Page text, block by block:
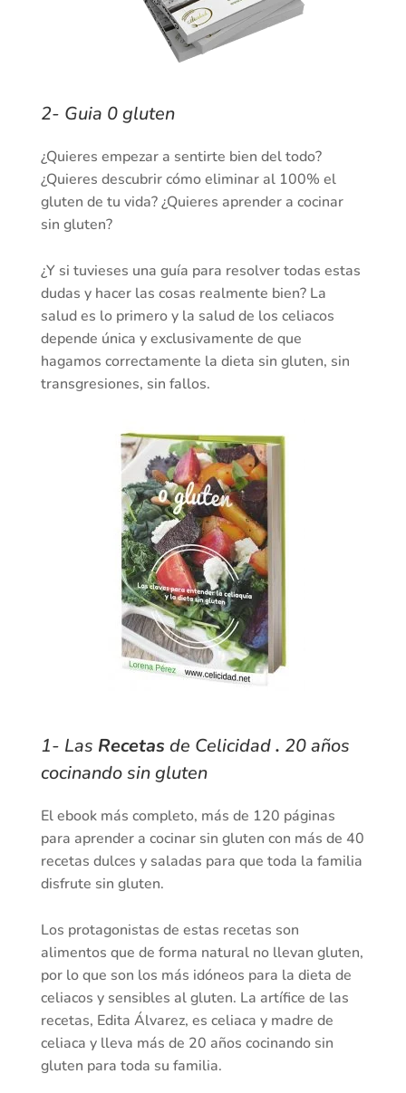
2- Guia 0 gluten
¿Quieres empezar a sentirte bien del todo?
¿Quieres descubrir cómo eliminar al 100% el
gluten de tu vida? ¿Quieres aprender a cocinar
sin gluten?
¿Y si tuvieses una guía para resolver todas estas
dudas y hacer las cosas realmente bien? La
salud es lo primero y la salud de los celiacos
depende única y exclusivamente de que
hagamos correctamente la dieta sin gluten, sin
transgresiones, sin fallos.
1- Las Recetas de Celicidad​. 20 años
cocinando sin gluten
El ebook más completo, más de 120 páginas
para aprender a cocinar sin gluten con más de 40
recetas dulces y saladas para que toda la familia
disfrute sin gluten.
Los protagonistas de estas recetas son
alimentos que de forma natural no llevan gluten,
por lo que son los más idóneos para la dieta de
celiacos y sensibles al gluten. La artífice de las
recetas, Edita Álvarez, es celiaca y madre de
celiaca y lleva más de 20 años cocinando sin
gluten para toda su familia.